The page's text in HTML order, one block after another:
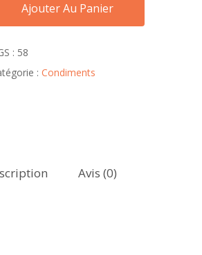
Ajouter Au Panier
: 58
: Condiments
Avis (0)